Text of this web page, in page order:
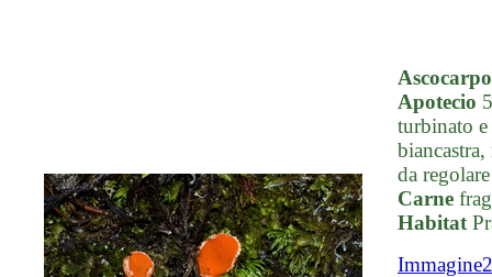
Ascocarpo
Apotecio
turbinato
da
Carne
Habitat
Immagine2